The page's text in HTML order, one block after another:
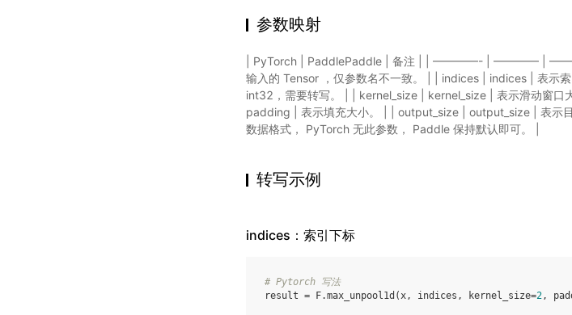
参数映射
| PyTorch | PaddlePaddle | 备注 | | ————- |
输入的 Tensor ，仅参数名不一致。 | | indices | indices | 表示
int32，需要转写。 | | kernel_size | kernel_size | 表示滑动窗
padding | 表示填充大小。 | | output_size | output_size | 表示
数据格式， PyTorch 无此参数， Paddle 保持默认即可。 |
转写示例
indices：索引下标
# Pytorch 写法
result = F.max_unpool1d (x, indices , kernel_size=2,